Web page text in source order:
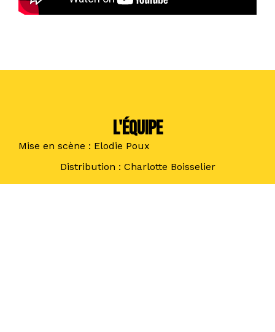
L'ÉQUIPE
Mise en scène : Elodie Poux
Distribution : Charlotte Boisselier